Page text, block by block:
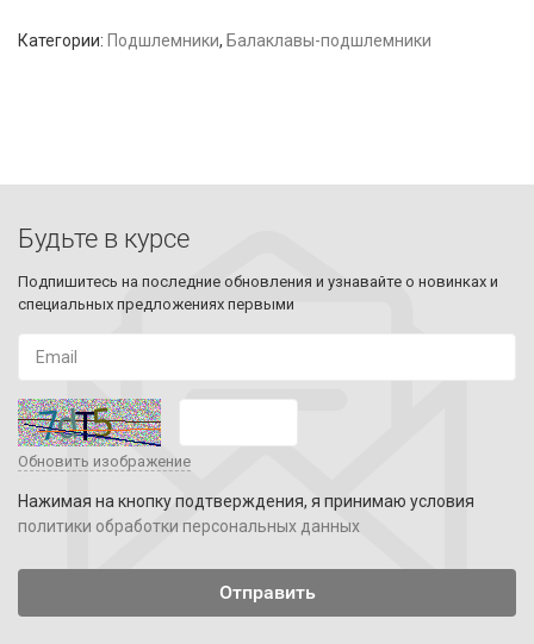
Категории: Подшлемники, Балаклавы-подшлемники
Будьте в курсе
Подпишитесь на последние обновления и узнавайте о новинках и
специальных предложениях первыми
Обновить изображение
Нажимая на кнопку подтверждения, я принимаю условия
политики обработки персональных данных